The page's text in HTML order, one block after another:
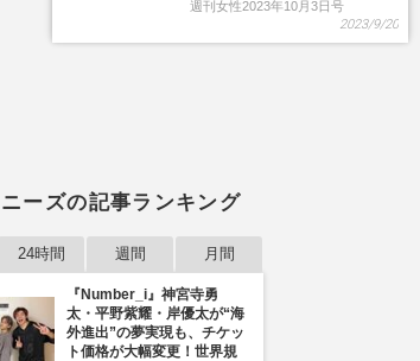
ニーズの記事ランキング
24時間 週間 月間
『Number_i』神宮寺勇
太・平野紫耀・岸優太が“海
外進出”の夢実現も、チケッ
ト価格が大幅変更！世界規